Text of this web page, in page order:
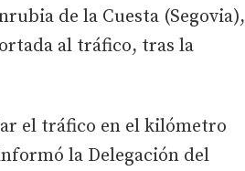
de la Cuesta (Segovia),
al tráfico, tras la
el tráfico en el kilómetro
la Delegación del